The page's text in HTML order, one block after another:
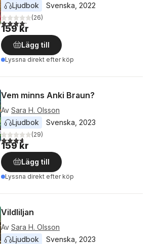
Ljudbok
Svenska 2022
4,2utav 5 stjärnor. Totalt antal röster:
(26)
159 kr
Lägg till
Lyssna direkt efter köp
Vem minns Anki Braun?
Av Sara H. Olsson
Ljudbok
Svenska 2023
3,7utav 5 stjärnor. Totalt antal röster:
(29)
159 kr
Lägg till
Lyssna direkt efter köp
Vildliljan
Av Sara H. Olsson
Ljudbok
Svenska 2023